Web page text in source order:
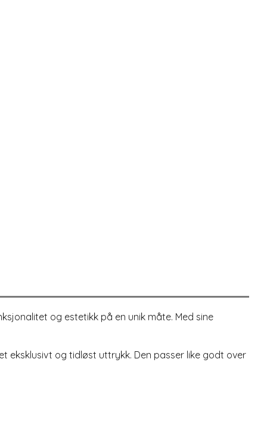
og estetikk på en unik måte. Med sine
eksklusivt og tidløst uttrykk. Den passer like godt over